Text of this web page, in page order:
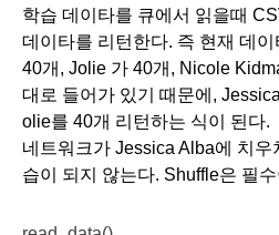
학습 데이타를 큐에서 읽을때
데이타를 리턴한다. 즉 현재 데
40개, Jolie 가 40개, Nicole
대로 들어가 있기 때문에,
olie를 40개 리턴하는 식이 된다.
네트워크가 Jessica Alba에 치
습이 되지 않는다. Shuffle은 필